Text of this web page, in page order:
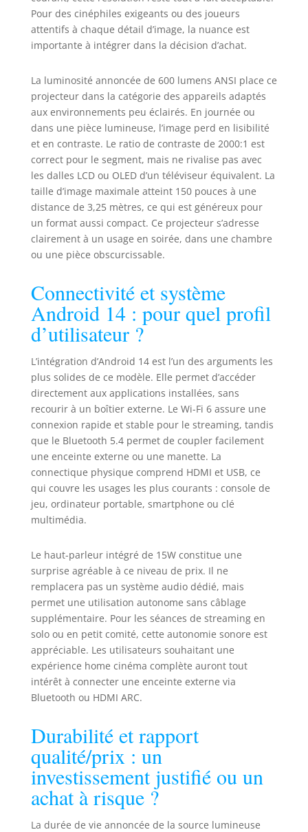
saturés, il permet des débits plus
élevés, une latence réduite et une
capacité réseau renforcée. Le
Bluetooth 5.4 assure une liaison
Son haut-parleur 15W intégré
procure un son riche et une
immersion audio totale.
Pour des cinéphiles exigeants ou des joueurs
attentifs à chaque détail d’image, la nuance est
importante à intégrer dans la décision d’achat.
La luminosité annoncée de 600 lumens ANSI place ce
projecteur dans la catégorie des appareils adaptés
aux environnements peu éclairés. En journée ou
dans une pièce lumineuse, l’image perd en lisibilité
et en contraste. Le ratio de contraste de 2000:1 est
correct pour le segment, mais ne rivalise pas avec
les dalles LCD ou OLED d’un téléviseur équivalent. La
taille d’image maximale atteint 150 pouces à une
distance de 3,25 mètres, ce qui est généreux pour
un format aussi compact. Ce projecteur s’adresse
clairement à un usage en soirée, dans une chambre
ou une pièce obscurcissable.
Connectivité et système
Android 14 : pour quel profil
d’utilisateur ?
L’intégration d’Android 14 est l’un des arguments les
plus solides de ce modèle. Elle permet d’accéder
directement aux applications installées, sans
recourir à un boîtier externe. Le Wi-Fi 6 assure une
connexion rapide et stable pour le streaming, tandis
que le Bluetooth 5.4 permet de coupler facilement
une enceinte externe ou une manette. La
connectique physique comprend HDMI et USB, ce
qui couvre les usages les plus courants : console de
jeu, ordinateur portable, smartphone ou clé
multimédia.
Le haut-parleur intégré de 15W constitue une
surprise agréable à ce niveau de prix. Il ne
remplacera pas un système audio dédié, mais
permet une utilisation autonome sans câblage
supplémentaire. Pour les séances de streaming en
solo ou en petit comité, cette autonomie sonore est
appréciable. Les utilisateurs souhaitant une
expérience home cinéma complète auront tout
intérêt à connecter une enceinte externe via
Bluetooth ou HDMI ARC.
Durabilité et rapport
qualité/prix : un
investissement justifié ou un
achat à risque ?
La durée de vie annoncée de la source lumineuse